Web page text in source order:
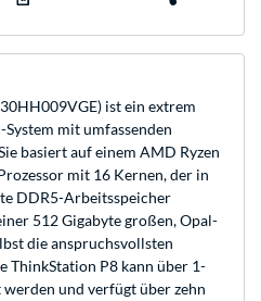
ist ein extrem
mit umfassenden
basiert auf einem AMD Ryzen
mit 16 Kernen, der in
DDR5-Arbeitsspeicher
512 Gigabyte großen, Opal-
die anspruchsvollsten
ThinkStation P8 kann über 1-
und verfügt über zehn